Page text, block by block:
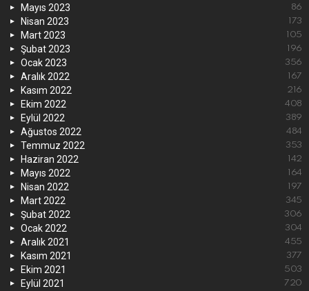
Mayıs 2023 86
Nisan 2023 173
Mart 2023 105
Şubat 2023 196
Ocak 2023 356
Aralık 2022 167
Kasım 2022 216
Ekim 2022 408
Eylül 2022 389
Ağustos 2022 484
Temmuz 2022 353
Haziran 2022 142
Mayıs 2022 164
Nisan 2022 197
Mart 2022 345
Şubat 2022 306
Ocak 2022 304
Aralık 2021 455
Kasım 2021 377
Ekim 2021 503
Eylül 2021 720